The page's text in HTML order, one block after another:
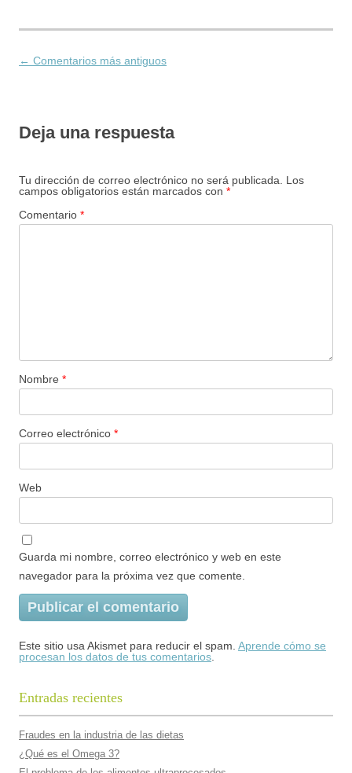
Navegación de comentarios
← Comentarios más antiguos
Deja una respuesta
Tu dirección de correo electrónico no será publicada. Los
campos obligatorios están marcados con *
Comentario *
Nombre *
Correo electrónico *
Web
Guarda mi nombre, correo electrónico y web en este
navegador para la próxima vez que comente.
Este sitio usa Akismet para reducir el spam. Aprende cómo se
procesan los datos de tus comentarios.
Entradas recientes
Fraudes en la industria de las dietas
¿Qué es el Omega 3?